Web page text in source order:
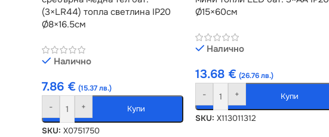
(3×LR44) топла светлина IP20
Ø8×16.5см
Налично
7.86 € (15.37 лв.)
- + Купи
SKU: X0751750
Ø15×60см
Налично
13.68 € (26.76 лв.)
- + Купи
SKU: X113011312